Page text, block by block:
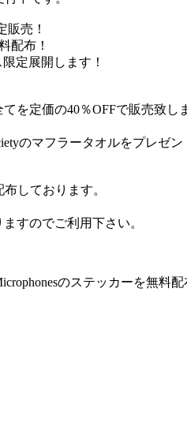
売！
配布！
定展開します！
を定価の40％OFFで販売致し
のマフラータオルをプレゼン
しております。
すのでご利用下さい。
のステッカーを無料